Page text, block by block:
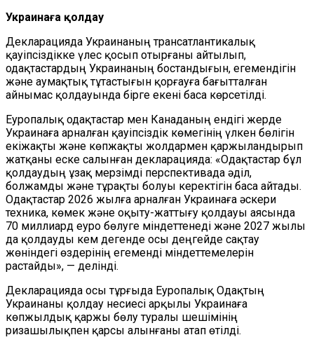
Украинаға қолдау
Декларацияда Украинаның трансатлантикалық
қауіпсіздікке үлес қосып отырғаны айтылып,
одақтастардың Украинаның бостандығын, егемендігін
және аумақтық тұтастығын қорғауға бағытталған
айнымас қолдауында бірге екені баса көрсетілді.
Еуропалық одақтастар мен Канаданың ендігі жерде
Украинаға арналған қауіпсіздік көмегінің үлкен бөлігін
екіжақты және көпжақты жолдармен қаржыландырып
жатқаны еске салынған декларацияда: «Одақтастар бұл
қолдаудың ұзақ мерзімді перспективада әділ,
болжамды және тұрақты болуы керектігін баса айтады.
Одақтастар 2026 жылға арналған Украинаға әскери
техника, көмек және оқыту-жаттығу қолдауы аясында
70 миллиард еуро бөлуге міндеттенеді және 2027 жылы
да қолдауды кем дегенде осы деңгейде сақтау
жөніндегі өздерінің егеменді міндеттемелерін
растайды», — делінді.
Декларацияда осы тұрғыда Еуропалық Одақтың
Украинаны қолдау несиесі арқылы Украинаға
көпжылдық қаржы бөлу туралы шешімінің
ризашылықпен қарсы алынғаны атап өтілді.